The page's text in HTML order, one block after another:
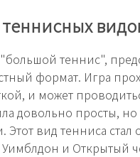
теннис",
формат. Игра
и может
довольно просты, но
Этот вид тенниса стал
и Открытый